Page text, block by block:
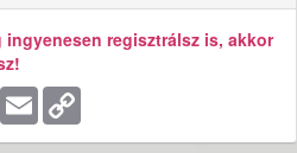
ingyenesen regisztrálsz is, akkor
Gmail Email